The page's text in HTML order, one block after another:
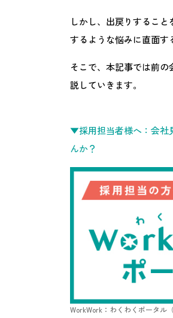
しかし、出戻りするこ
するような悩みに直面す
そこで、本記事では前
説していきます。
▼採用担当者様へ：会社
んか？
WorkWork：わくわくポータル